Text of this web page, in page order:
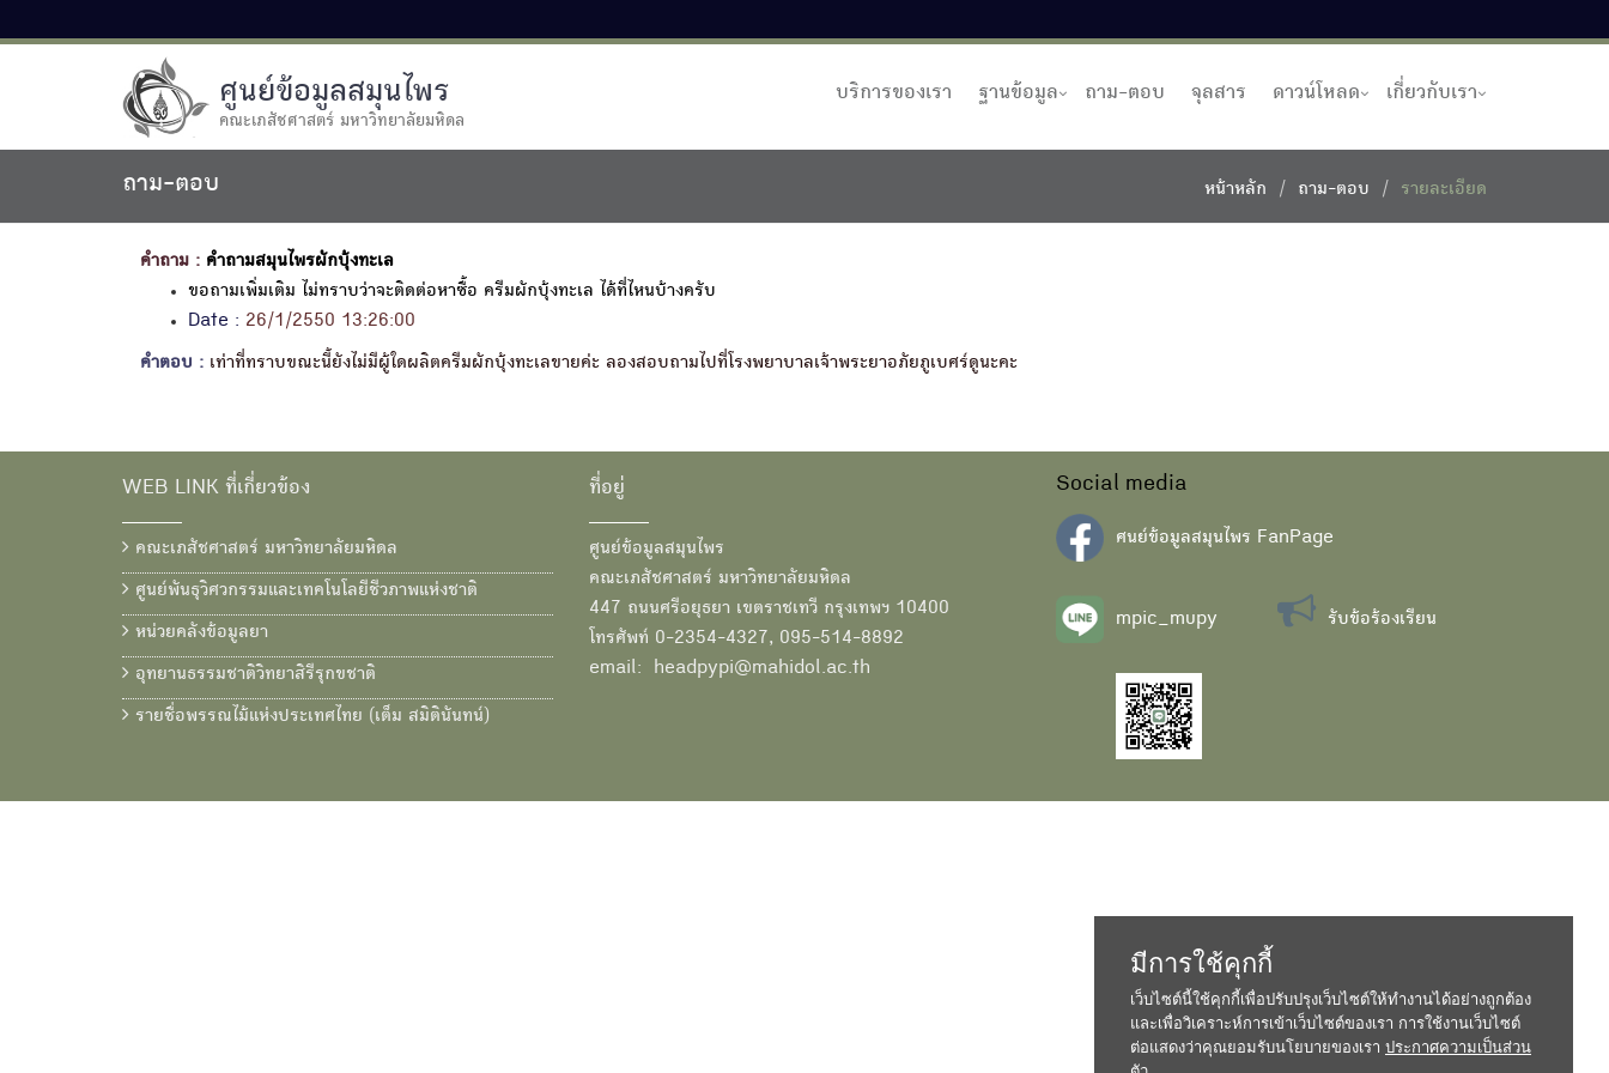
ศูนย์ข้อมูลสมุนไพร
คณะเภสัชศาสตร์ มหาวิทยาลัยมหิดล
บริการของเรา ฐานข้อมูล ถาม-ตอบ จุลสาร ดาวน์โหลด เกี่ยวกับเรา
ถาม-ตอบ หน้าหลัก ถาม-ตอบ รายละเอียด
คำถาม : คำถามสมุนไพรผักบุ้งทะเล
ขอถามเพิ่มเติม ไม่ทราบว่าจะติดต่อหาซื้อ ครีมผักบุ้งทะเล ได้ที่ไหนบ้างครับ
Date : 26/1/2550 13:26:00
คำตอบ : เท่าที่ทราบขณะนี้ยังไม่มีผู้ใดผลิตครีมผักบุ้งทะเลขายค่ะ ลองสอบถามไปที่โรงพยาบาลเจ้าพระยาอภัยภูเบศร์ดูนะคะ
WEB LINK ที่เกี่ยวข้อง
คณะเภสัชศาสตร์ มหาวิทยาลัยมหิดล
ศูนย์พันธุวิศวกรรมและเทคโนโลยีชีวภาพแห่งชาติ
หน่วยคลังข้อมูลยา
อุทยานธรรมชาติวิทยาสิรีรุกขชาติ
รายชื่อพรรณไม้แห่งประเทศไทย (เต็ม สมิตินันทน์)
ที่อยู่
ศูนย์ข้อมูลสมุนไพร
คณะเภสัชศาสตร์ มหาวิทยาลัยมหิดล
447 ถนนศรีอยุธยา เขตราชเทวี กรุงเทพฯ 10400
โทรศัพท์ 0-2354-4327, 095-514-8892
email: headpypi@mahidol.ac.th
Social media
ศนย์ข้อมูลสมุนไพร FanPage
mpic_mupy รับข้อร้องเรียน
มีการใช้คุกกี้
เว็บไซต์นี้ใช้คุกกี้เพื่อปรับปรุงเว็บไซต์ให้ทำงานได้อย่างถูกต้อง
และเพื่อวิเคราะห์การเข้าเว็บไซต์ของเรา การใช้งานเว็บไซต์
ต่อแสดงว่าคุณยอมรับนโยบายของเรา ประกาศความเป็นส่วน